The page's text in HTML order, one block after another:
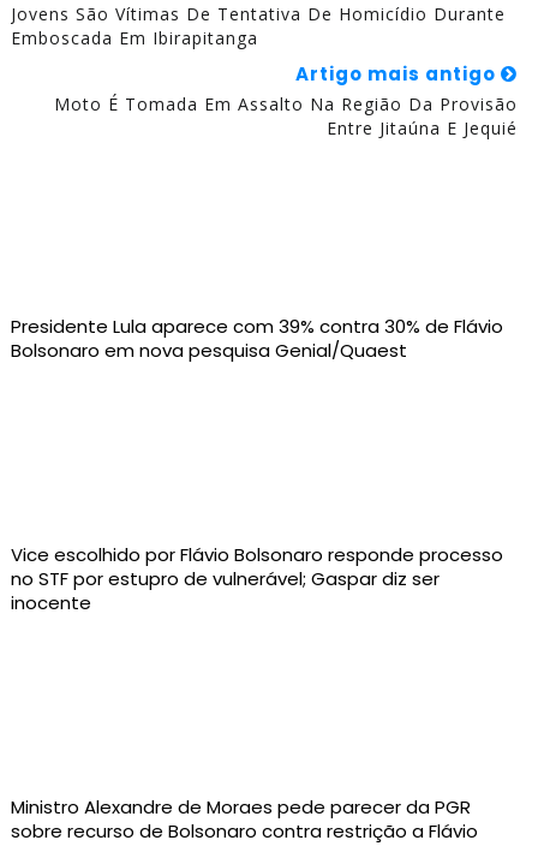
Jovens São Vítimas De Tentativa De Homicídio Durante
Emboscada Em Ibirapitanga
Artigo mais antigo
Moto É Tomada Em Assalto Na Região Da Provisão
Entre Jitaúna E Jequié
Presidente Lula aparece com 39% contra 30% de Flávio
Bolsonaro em nova pesquisa Genial/Quaest
Vice escolhido por Flávio Bolsonaro responde processo
no STF por estupro de vulnerável; Gaspar diz ser
inocente
Ministro Alexandre de Moraes pede parecer da PGR
sobre recurso de Bolsonaro contra restrição a Flávio